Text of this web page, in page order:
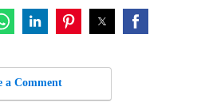
a Comment